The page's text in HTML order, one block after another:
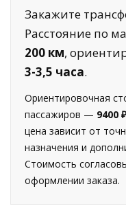
Закажите
Расстояние по
200 км,
3-3,5 часа.
Ориентировочная
пассажиров — 9400
цена зависит от
назначения и
Стоимость
оформлении заказа.